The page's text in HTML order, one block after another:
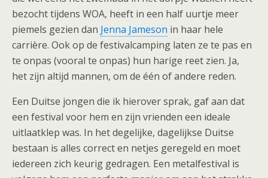
bezocht tijdens WOA, heeft in een half uurtje meer
piemels gezien dan Jenna Jameson in haar hele
carrière. Ook op de festivalcamping laten ze te pas en
te onpas (vooral te onpas) hun harige reet zien. Ja,
het zijn altijd mannen, om de één of andere reden.
Een Duitse jongen die ik hierover sprak, gaf aan dat
een festival voor hem en zijn vrienden een ideale
uitlaatklep was. In het degelijke, dagelijkse Duitse
bestaan is alles correct en netjes geregeld en moet
iedereen zich keurig gedragen. Een metalfestival is